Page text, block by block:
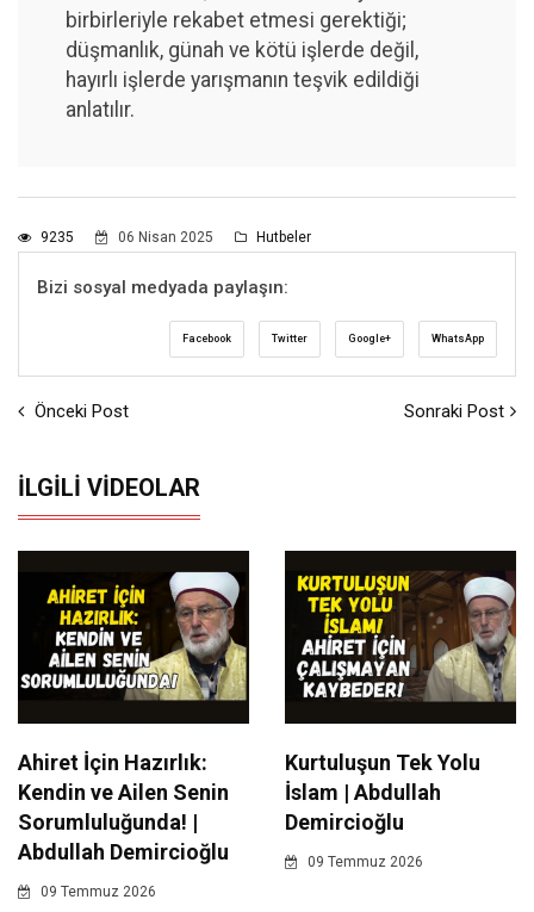
birbirleriyle rekabet etmesi gerektiği;
düşmanlık, günah ve kötü işlerde değil,
hayırlı işlerde yarışmanın teşvik edildiği
anlatılır.
9235 06 Nisan 2025 Hutbeler
Bizi sosyal medyada paylaşın:
Facebook Twitter Google+ WhatsApp
Önceki Post Sonraki Post
İLGILI VIDEOLAR
Ahiret İçin Hazırlık:
Kendin ve Ailen Senin
Sorumluluğunda! |
Abdullah Demircioğlu
09 Temmuz 2026
Kurtuluşun Tek Yolu
İslam | Abdullah
Demircioğlu
09 Temmuz 2026